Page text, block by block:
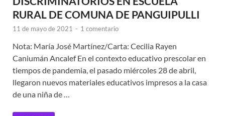
RURAL DE COMUNA DE PANGUIPULLI
11 de mayo de 2021 - 1 comentario
Nota: María José Martínez/Carta: Cecilia Rayen
Caniumán Ancalef En el contexto educativo prescolar en
tiempos de pandemia, el pasado miércoles 28 de abril,
llegaron nuevos materiales educativos impresos a la casa
de una niña de …